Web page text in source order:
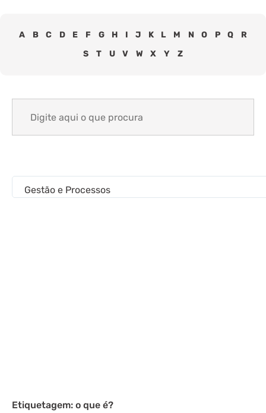
A B C D E F G H I J K L M N O P Q
R
S
T U V W X Y Z
Search
Gestão e Processos
Etiquetagem: o que é?